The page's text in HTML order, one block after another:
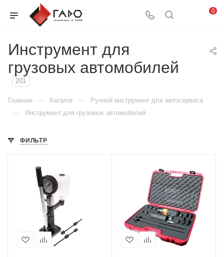
0
Инструмент для
грузовых автомобилей
201
Главная — Каталог — Ручной инструмент для автосервиса
— Инструмент для грузовых автомобилей
ФИЛЬТР